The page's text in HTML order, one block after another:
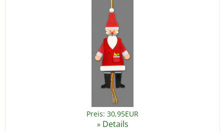
Preis: 30,95EUR
» Details